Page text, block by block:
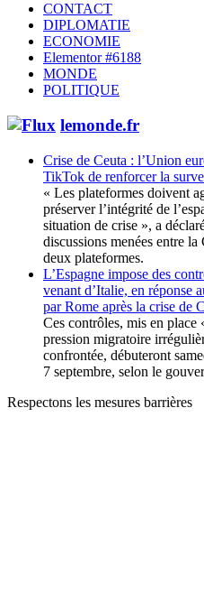
CONTACT
DIPLOMATIE
ECONOMIE
Elementor #6188
MONDE
POLITIQUE
lemonde.fr
Crise de Ceuta : l’Union
TikTok de renforcer la
« Les plateformes doivent
préserver l’intégrité de
situation de crise », a
discussions menées entre
deux plateformes.
L’Espagne impose des
venant d’Italie, en réponse
par Rome après la crise de
Ces contrôles, mis en place
pression migratoire
confrontée, débuteront
7 septembre, selon le
Respectons les mesures barrières